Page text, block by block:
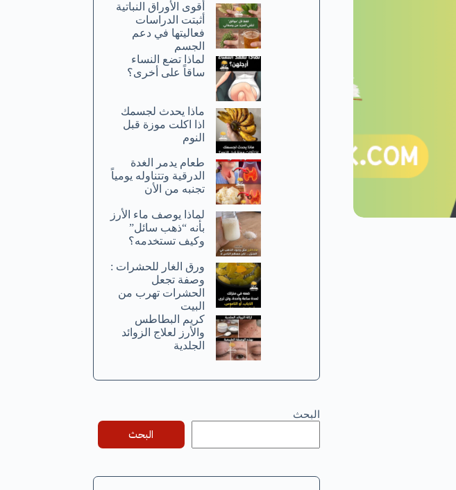
أقوى الأوراق النباتية
أثبتت الدراسات
فعاليتها في دعم
الجسم
لماذا تضع النساء
ساقاً على أخرى؟
ماذا يحدث لجسمك
اذا اكلت موزة قبل
النوم
طعام يدمر الغدة
الدرقية وتتناوله يومياً
تجنبه من الأن
لماذا يوصف ماء الأرز
بأنه “ذهب سائل”
وكيف تستخدمه؟
ورق الغار للحشرات :
وصفة تجعل
الحشرات تهرب من
البيت
كريم البطاطس
والأرز لعلاج الزوائد
الجلدية
البحث
البحث